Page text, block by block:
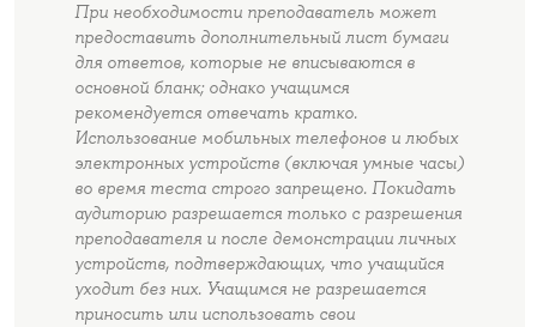
При необходимости преподаватель может
предоставить дополнительный лист бумаги
для ответов, которые не вписываются в
основной бланк; однако учащимся
рекомендуется отвечать кратко.
Использование мобильных телефонов и любых
электронных устройств (включая умные часы)
во время теста строго запрещено. Покидать
аудиторию разрешается только с разрешения
преподавателя и после демонстрации личных
устройств, подтверждающих, что учащийся
уходит без них. Учащимся не разрешается
приносить или использовать свои